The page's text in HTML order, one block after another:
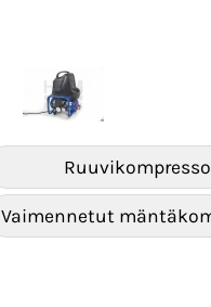
Vaimennetut